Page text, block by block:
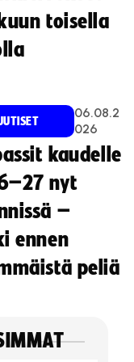
toisella
06.08.2
026
kaudelle
nyt
–
ennen
peliä